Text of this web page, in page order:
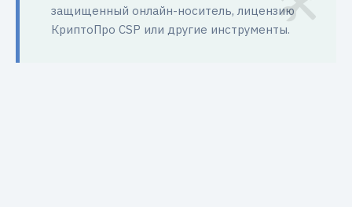
защищенный онлайн-носитель, лицензию
КриптоПро CSP или другие инструменты.